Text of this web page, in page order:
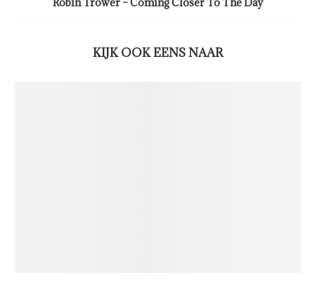
KIJK OOK EENS NAAR